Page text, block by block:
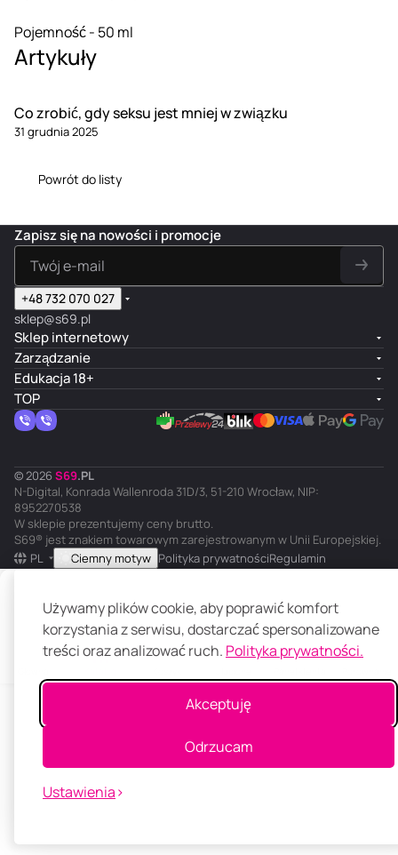
Używamy plików cookie, aby poprawić komfort
korzystania z serwisu, dostarczać spersonalizowane
treści oraz analizować ruch. Polityka prywatności.
Akceptuję
Odrzucam
Ustawienia
Pojemność - 50 ml
Artykuły
Co zrobić, gdy seksu jest mniej w związku
31 grudnia 2025
Powrót do listy
Powiadom mnie
Zapisz się na nowości i promocje
+48 732 070 027
sklep@s69.pl
Sklep internetowy
Zarządzanie
Edukacja 18+
TOP
© 2026 S69.PL
N-Digital, Konrada Wallenroda 31D/3, 51-210 Wrocław, NIP:
8952270538
W sklepie prezentujemy ceny brutto.
S69® jest znakiem towarowym zarejestrowanym w Unii Europejskiej.
PL
Ciemny motyw Polityka prywatnościRegulamin